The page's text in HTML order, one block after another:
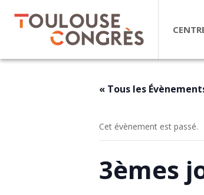
« Tous les
Cet évènement est passé.
3èmes